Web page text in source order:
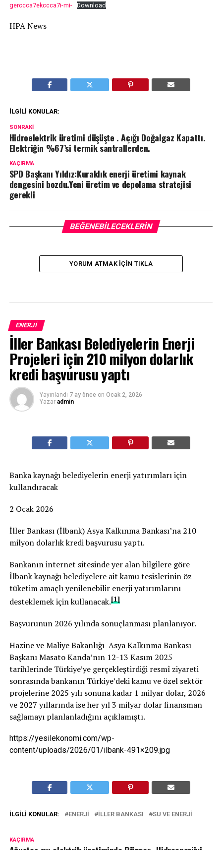
gerccca7ekccca7i-mi-
Download
HPA News
İLGILI KONULAR:
SONRAKI
Hidroelektrik üretimi düşüşte . Açığı Doğalgaz Kapattı.
Elektriğin %67’si termik santrallerden.
KAÇIRMA
SPD Başkanı Yıldız:Kuraklık enerji üretimi kaynak
dengesini bozdu.Yeni üretim ve depolama stratejisi
gerekli
BEĞENEBILECEKLERIN
YORUM ATMAK IÇIN TIKLA
ENERJI
İller Bankası Belediyelerin Enerji
Projeleri için 210 milyon dolarlık
kredi başvurusu yaptı
Yayınlandı 7 ay önce on Ocak 2, 2026
Yazar admin
Banka kaynağı belediyelerin enerji yatırımları için
kullandıracak
2 Ocak 2026
İller Bankası (İlbank) Asya Kalkınma Bankası’na 210
milyon dolarlık kredi başvurusu yaptı.
Bankanın internet sitesinde yer alan bilgilere göre
İlbank kaynağı belediyelere ait kamu tesislerinin öz
tüketim amaçlı yenilenebilir enerji yatırımlarını
desteklemek için kullanacak.[1]
Başvurunun 2026 yılında sonuçlanması planlanıyor.
Hazine ve Maliye Bakanlığı Asya Kalkınma Bankası
Başkanı Masato Kanda’nın 12-13 Kasım 2025
tarihlerinde Türkiye’ye gerçekleştirdiği resmî ziyareti
sonrasında bankanın Türkiye’deki kamu ve özel sektör
projelerine 2025 yılı sonuna kadar 1 milyar dolar, 2026
ve 2027 yıllarında ise her yıl 3 milyar dolar finansman
sağlamayı planlanladığını açıklamıştı.
https://yesilekonomi.com/wp-
content/uploads/2026/01/ilbank-491×209.jpg
İLGILI KONULAR: ENERJI İLLER BANKASI SU VE ENERJI
KAÇIRMA